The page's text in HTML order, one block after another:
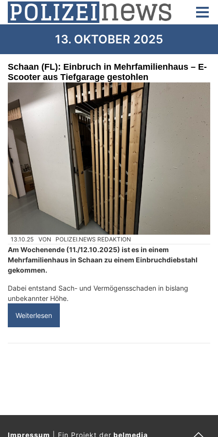
13. OKTOBER 2025
Schaan (FL): Einbruch in Mehrfamilienhaus – E-
Scooter aus Tiefgarage gestohlen
13.10.25 VON POLIZEI.NEWS REDAKTION
Am Wochenende (11./12.10.2025) ist es in einem
Mehrfamilienhaus in Schaan zu einem Einbruchdiebstahl
gekommen.
Dabei entstand Sach- und Vermögensschaden in bislang
unbekannter Höhe.
Weiterlesen
Impressum Ein Projekt derbelmedia